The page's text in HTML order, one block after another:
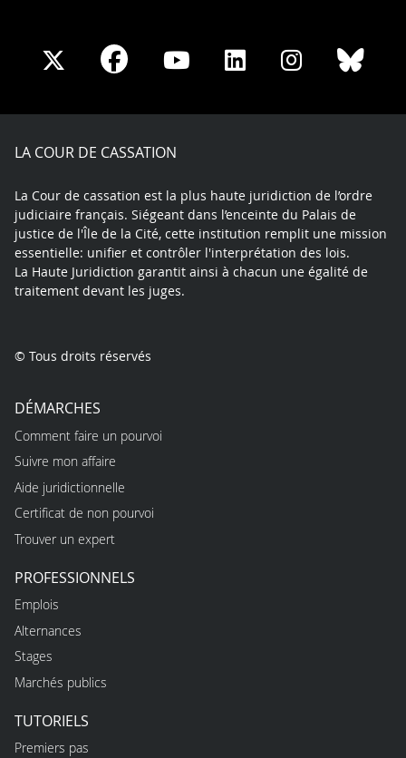
Share
X
Share
Facebook
Share
Youtube
Share
LinkedIn
Share
Instagram
LA COUR DE CASSATION
La Cour de cassation est la plus haute juridiction de l’ordre
judiciaire français. Siégeant dans l’enceinte du Palais de
justice de l'Île de la Cité, cette institution remplit une mission
essentielle: unifier et contrôler l'interprétation des lois.
La Haute Juridiction garantit ainsi à chacun une égalité de
traitement devant les juges.
© Tous droits réservés
DÉMARCHES
Comment faire un pourvoi
Suivre mon affaire
Aide juridictionnelle
Certificat de non pourvoi
Trouver un expert
PROFESSIONNELS
Emplois
Alternances
Stages
Marchés publics
TUTORIELS
Premiers pas